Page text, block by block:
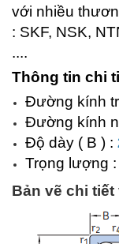
với nhiều
: SKF, NSK,
....
Thông tin chi
Đường kính
Đường kính
Độ dày ( B ) :
Trọng lượng :
Bản vẽ chi tiết